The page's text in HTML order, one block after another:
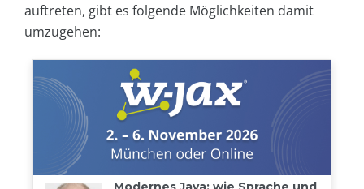
auftreten, gibt es folgende Möglichkeiten damit
umzugehen: